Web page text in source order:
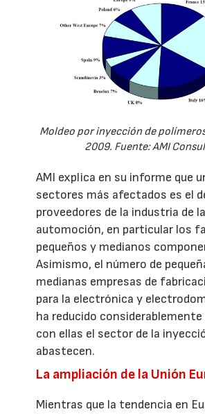
Moldeo por inyección de
2009. Fuente: AMI
AMI explica en su informe que
sectores más afectados es el
proveedores de la industria de la
automoción, en particular los
pequeños y medianos
Asimismo, el número de
medianas empresas de
para la electrónica y
ha reducido considerablemente
con ellas el sector de la
abastecen.
La ampliación de la Unión
Mientras que la tendencia en